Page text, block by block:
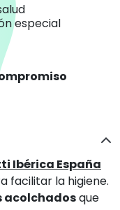
especial
Ibérica España
facilitar la higiene.
acolchadosque